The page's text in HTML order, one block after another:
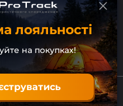
ProTrack
лояльності
на покупках!